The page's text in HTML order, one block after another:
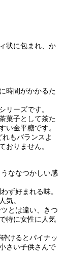
状に包まれ、か
時間がかかるた
リーズです。
菓子として茶た
い金平糖です。
れもバランスよ
おりません。
ななつかしい感
ず好まれる味。
気。
とは違い、きつ
特に女性に人気
けるとパイナッ
さい子供さんで